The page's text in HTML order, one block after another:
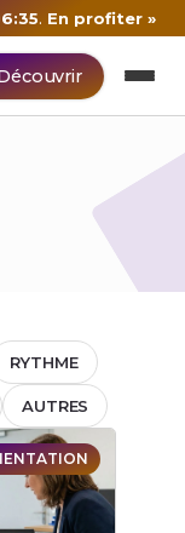
. En profiter »
RYTHME
AUTRES